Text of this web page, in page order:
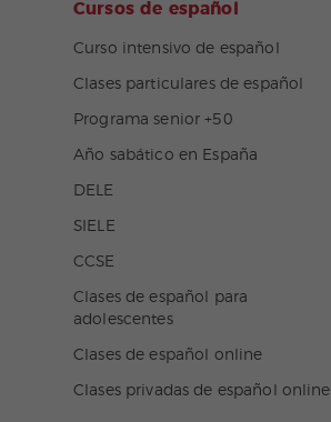
Cursos de español
Curso intensivo de español
Clases particulares de español
Programa senior +50
Año sabático en España
DELE
SIELE
CCSE
Clases de español para
adolescentes
Clases de español online
Clases privadas de español online